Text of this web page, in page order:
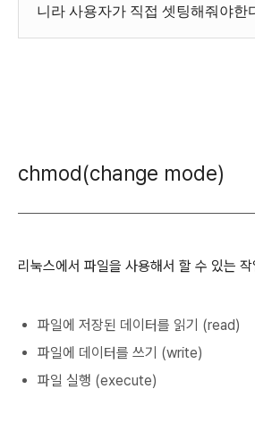
니라 사용자가 직접 셋팅해줘야한
chmod(change mode)
리눅스에서 파일을 사용해서 할 수 있는
파일에 저장된 데이터를 읽기 (read)
파일에 데이터를 쓰기 (write)
파일 실행 (execute)